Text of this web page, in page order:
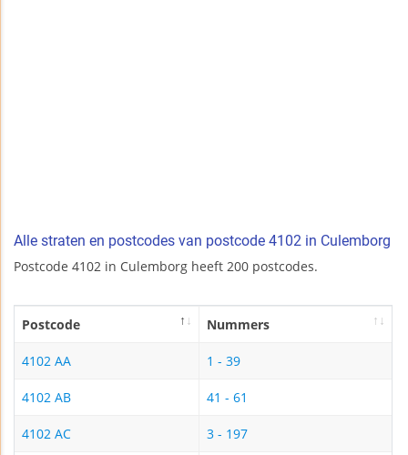
Alle straten en postcodes van postcode 4102 in Culemborg
Postcode 4102 in Culemborg heeft 200 postcodes.
Postcode Nummers
4102 AA 1 - 39
4102 AB 41 - 61
4102 AC 3 - 197